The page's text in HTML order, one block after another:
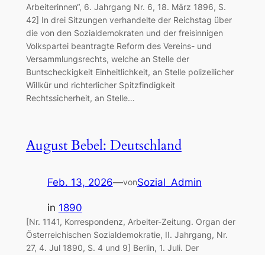
Arbeiterinnen“, 6. Jahrgang Nr. 6, 18. März 1896, S.
42] In drei Sitzungen verhandelte der Reichstag über
die von den Sozialdemokraten und der freisinnigen
Volkspartei beantragte Reform des Vereins- und
Versammlungsrechts, welche an Stelle der
Buntscheckigkeit Einheitlichkeit, an Stelle polizeilicher
Willkür und richterlicher Spitzfindigkeit
Rechtssicherheit, an Stelle…
August Bebel: Deutschland
Feb. 13, 2026—vonSozial_Admin
in 1890
[Nr. 1141, Korrespondenz, Arbeiter-Zeitung. Organ der
Österreichischen Sozialdemokratie, II. Jahrgang, Nr.
27, 4. Jul 1890, S. 4 und 9] Berlin, 1. Juli. Der